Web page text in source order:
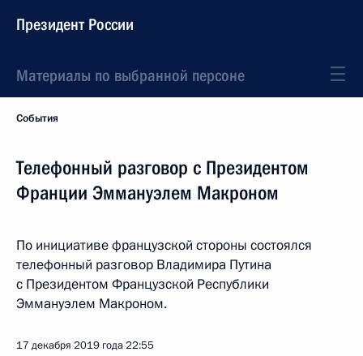
Президент России
Материалы по выбранной персоне
События
Телефонный разговор с Президентом
Франции Эммануэлем Макроном
По инициативе французской стороны состоялся
телефонный разговор Владимира Путина
с Президентом Французской Республики
Эммануэлем Макроном.
17 декабря 2019 года22:55